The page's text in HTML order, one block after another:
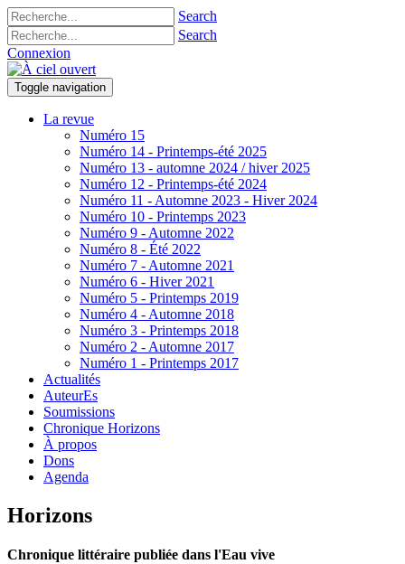
Search
Search
Connexion
Toggle navigation
La revue
Numéro 15
Numéro 14 - Printemps-été 2025
Numéro 13 - automne 2024 / hiver 2025
Numéro 12 - Printemps-été 2024
Numéro 11 - Automne 2023 - Hiver 2024
Numéro 10 - Printemps 2023
Numéro 9 - Automne 2022
Numéro 8 - Été 2022
Numéro 7 - Automne 2021
Numéro 6 - Hiver 2021
Numéro 5 - Printemps 2019
Numéro 4 - Automne 2018
Numéro 3 - Printemps 2018
Numéro 2 - Automne 2017
Numéro 1 - Printemps 2017
Actualités
AuteurEs
Soumissions
Chronique Horizons
À propos
Dons
Agenda
Horizons
Chronique littéraire publiée dans l'Eau vive